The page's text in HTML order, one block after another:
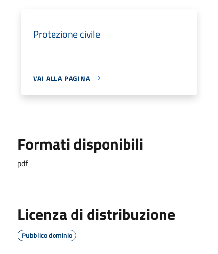
Protezione civile
VAI ALLA PAGINA
Formati disponibili
pdf
Licenza di distribuzione
Pubblico dominio